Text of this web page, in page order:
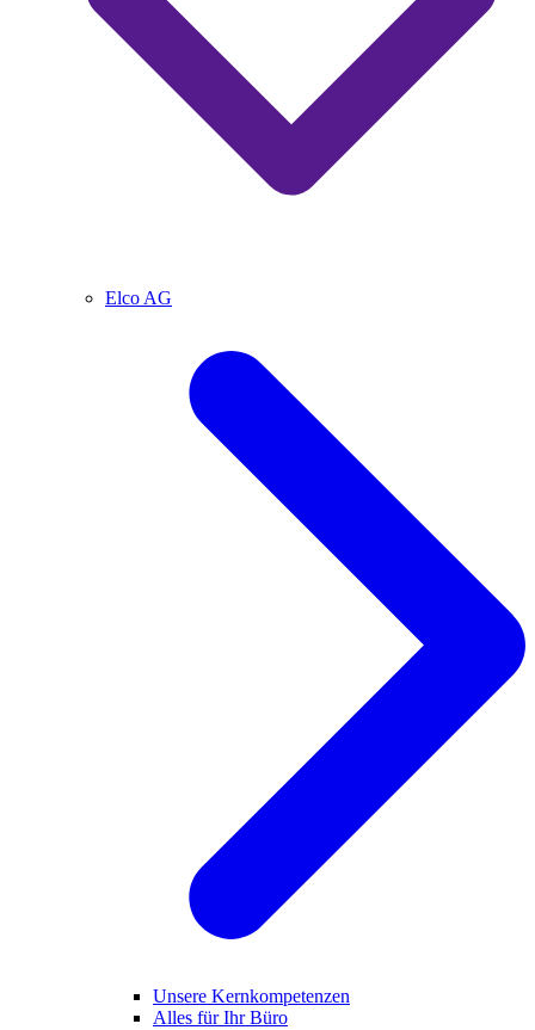
Elco AG
Unsere Kernkompetenzen
Alles für Ihr Büro